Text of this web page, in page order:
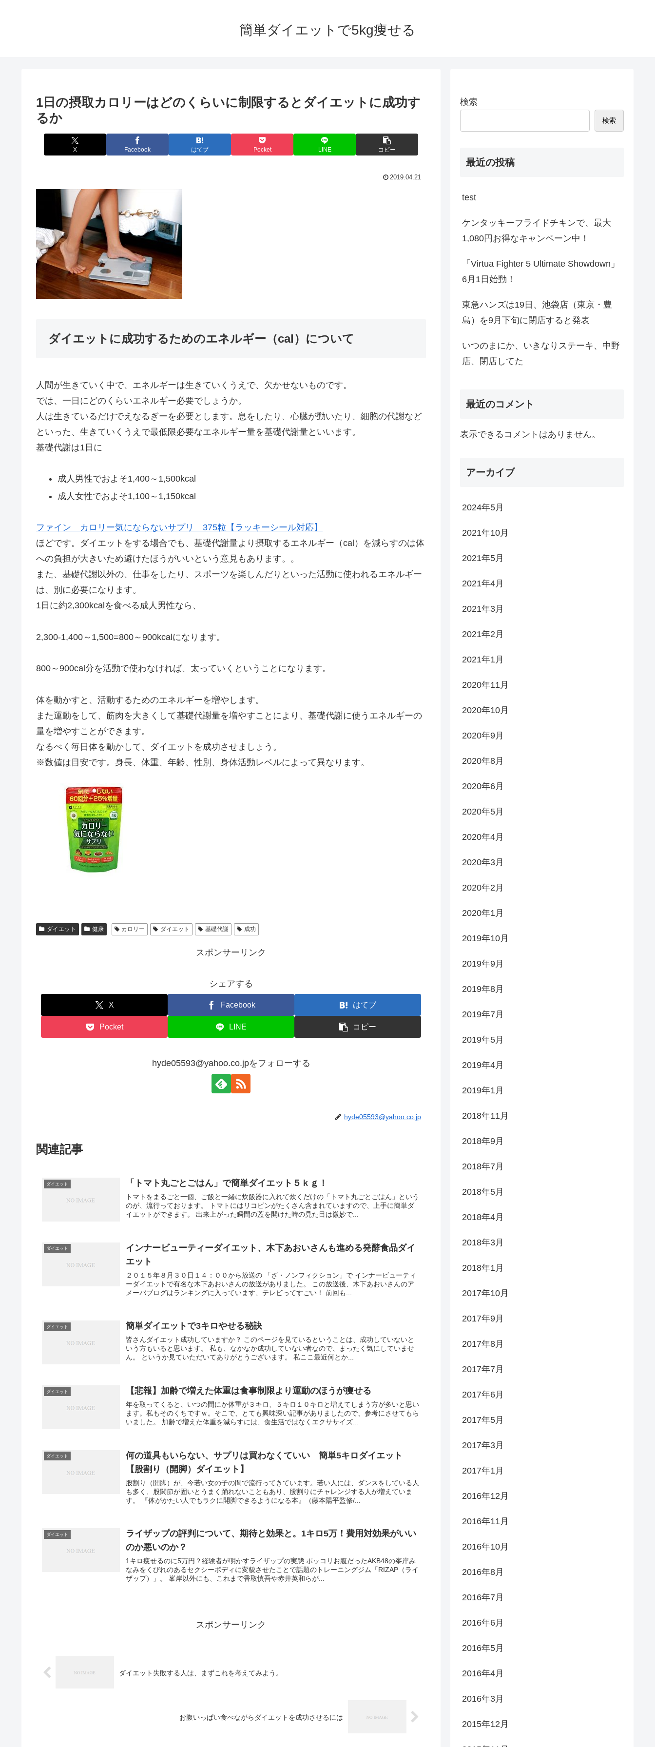
簡単ダイエットで5kg痩せる
1日の摂取カロリーはどのくらいに制限するとダイエットに成功す
るか
X Facebook はてブ Pocket LINE コピー
2019.04.21
ダイエットに成功するためのエネルギー（cal）について
人間が生きていく中で、エネルギーは生きていくうえで、欠かせないものです。
では、一日にどのくらいエネルギー必要でしょうか。
人は生きているだけでえなるぎーを必要とします。息をしたり、心臓が動いたり、細胞の代謝など
といった、生きていくうえで最低限必要なエネルギー量を基礎代謝量といいます。
基礎代謝は1日に
成人男性でおよそ1,400～1,500kcal
成人女性でおよそ1,100～1,150kcal
ファイン カロリー気にならないサプリ 375粒【ラッキーシール対応】
ほどです。ダイエットをする場合でも、基礎代謝量より摂取するエネルギー（cal）を減らすのは体
への負担が大きいため避けたほうがいいという意見もあります。。
また、基礎代謝以外の、仕事をしたり、スポーツを楽しんだりといった活動に使われるエネルギー
は、別に必要になります。
1日に約2,300kcalを食べる成人男性なら、
2,300-1,400～1,500=800～900kcalになります。
800～900cal分を活動で使わなければ、太っていくということになります。
体を動かすと、活動するためのエネルギーを増やします。
また運動をして、筋肉を大きくして基礎代謝量を増やすことにより、基礎代謝に使うエネルギーの
量を増やすことができます。
なるべく毎日体を動かして、ダイエットを成功させましょう。
※数値は目安です。身長、体重、年齢、性別、身体活動レベルによって異なります。
ダイエット 健康 カロリー ダイエット 基礎代謝 成功
スポンサーリンク
シェアする
X Facebook はてブ
Pocket LINE コピー
hyde05593@yahoo.co.jpをフォローする
hyde05593@yahoo.co.jp
関連記事
ダイエット 「トマト丸ごとごはん」で簡単ダイエット５ｋｇ！
トマトをまるごと一個、ご飯と一緒に炊飯器に入れて炊くだけの「トマト丸ごとごはん」という
のが、流行っております。 トマトにはリコピンがたくさん含まれていますので、上手に簡単ダ
イエットができます。 出来上がった瞬間の蓋を開けた時の見た目は微妙で...
ダイエット
インナービューティーダイエット、木下あおいさんも進める発酵食品ダイ
エット
２０１５年８月３０日１４：００から放送の 「ざ・ノンフィクション」で インナービューティ
ーダイエットで有名な木下あおいさんの放送がありました。 この放送後、木下あおいさんのア
メーバブログはランキングに入っています、テレビってすごい！ 前回も...
ダイエット 簡単ダイエットで3キロやせる秘訣
皆さんダイエット成功していますか？ このページを見ているということは、成功していないと
いう方もいると思います。 私も、なかなか成功していない者なので、まったく気にしていませ
ん。 というか見ていただいてありがとうございます。 私ここ最近何とか...
ダイエット 【悲報】加齢で増えた体重は食事制限より運動のほうが痩せる
年を取ってくると、いつの間にか体重が３キロ、５キロ１０キロと増えてしまう方が多いと思い
ます。私もそのくちですｗ。そこで、とても興味深い記事がありましたので、参考にさせてもら
いました。 加齢で増えた体重を減らすには、食生活ではなくエクササイズ...
ダイエット
何の道具もいらない、サプリは買わなくていい 簡単5キロダイエット
【股割り（開脚）ダイエット】
股割り（開脚）が、今若い女の子の間で流行ってきています。若い人には、ダンスをしている人
も多く、股関節が固いとうまく踊れないこともあり、股割りにチャレンジする人が増えていま
す。 『体がかたい人でもラクに開脚できるようになる本』（藤本陽平監修/...
ダイエット
ライザップの評判について、期待と効果と。1キロ5万！費用対効果がいい
のか悪いのか？
1キロ痩せるのに5万円？経験者が明かすライザップの実態 ポッコリお腹だったAKB48の峯岸み
なみをくびれのあるセクシーボディに変貌させたことで話題のトレーニングジム「RIZAP（ライ
ザップ）」。 峯岸以外にも、これまで香取慎吾や赤井英和らが...
スポンサーリンク
ダイエット失敗する人は、まずこれを考えてみよう。
お腹いっぱい食べながらダイエットを成功させるには
検索
検索
最近の投稿
test
ケンタッキーフライドチキンで、最大
1,080円お得なキャンペーン中！
「Virtua Fighter 5 Ultimate Showdown」
6月1日始動！
東急ハンズは19日、池袋店（東京・豊
島）を9月下旬に閉店すると発表
いつのまにか、いきなりステーキ、中野
店、閉店してた
最近のコメント
表示できるコメントはありません。
アーカイブ
2024年5月
2021年10月
2021年5月
2021年4月
2021年3月
2021年2月
2021年1月
2020年11月
2020年10月
2020年9月
2020年8月
2020年6月
2020年5月
2020年4月
2020年3月
2020年2月
2020年1月
2019年10月
2019年9月
2019年8月
2019年7月
2019年5月
2019年4月
2019年1月
2018年11月
2018年9月
2018年7月
2018年5月
2018年4月
2018年3月
2018年1月
2017年10月
2017年9月
2017年8月
2017年7月
2017年6月
2017年5月
2017年3月
2017年1月
2016年12月
2016年11月
2016年10月
2016年8月
2016年7月
2016年6月
2016年5月
2016年4月
2016年3月
2015年12月